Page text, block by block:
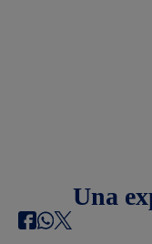
Una